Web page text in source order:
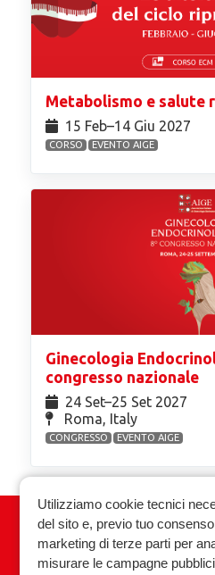
Metabolismo e salute
15 Feb⁠–14 Giu 2027
CORSO EVENTO AIGE
Ginecologia
congresso nazionale
24 Set⁠–25 Set 2027
Roma, Italy
CONGRESSO EVENTO AIGE
Utilizziamo cookie tecnici
del sito e, previo tuo
marketing di terze parti per
misurare le campagne